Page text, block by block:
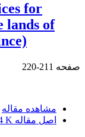
for
lands of
صفحه 211-220
مشاهده مقاله
اصل مقاله K